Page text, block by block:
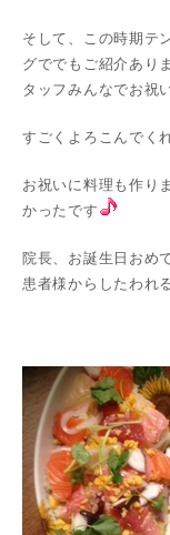
そして、この時期テ
グででもご紹介あり
タッフみんなでお祝
すごくよろこんでく
お祝いに料理も作り
かったです
院長、お誕生日おめ
患者様からしたわれ